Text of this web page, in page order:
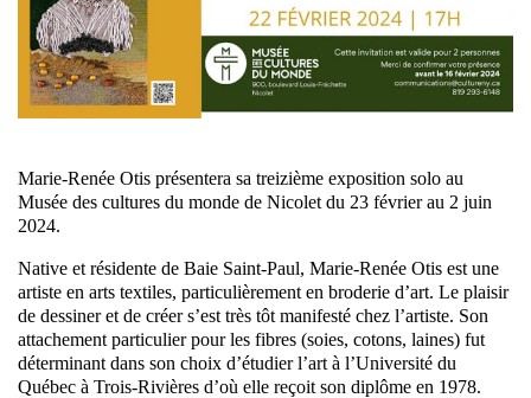
Marie-Renée Otis présentera sa treizième exposition solo au
Musée des cultures du monde de Nicolet du 23 février au 2 juin
2024.
Native et résidente de Baie Saint-Paul, Marie-Renée Otis est une
artiste en arts textiles, particulièrement en broderie d’art. Le plaisir
de dessiner et de créer s’est très tôt manifesté chez l’artiste. Son
attachement particulier pour les fibres (soies, cotons, laines) fut
déterminant dans son choix d’étudier l’art à l’Université du
Québec à Trois-Rivières d’où elle reçoit son diplôme en 1978.